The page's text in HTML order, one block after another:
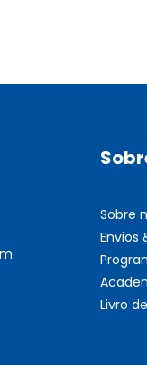
Sobre
Envios
Livro